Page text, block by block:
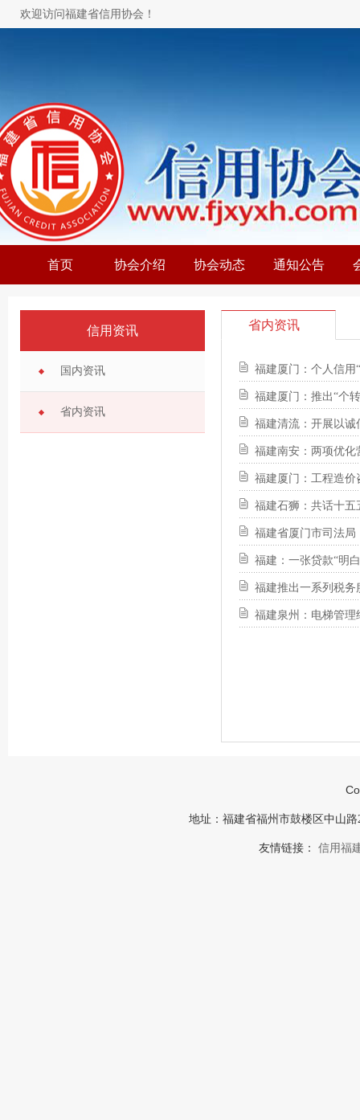
欢迎访问福建省信用协会！
首页 协会介绍 协会动态 通知公告
信用资讯
国内资讯
省内资讯
省内资讯
福建厦门：个人信用
福建厦门：推出“个
福建清流：开展以
福建南安：两项优
福建厦门：工程造
福建石狮：共话十
福建省厦门市司法
福建：一张贷款“明
福建推出一系列税
福建泉州：电梯管
地址：福建省福州市鼓楼区中山
友情链接： 信用福